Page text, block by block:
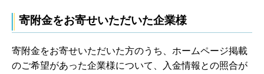
寄附金をお寄せいただいた企業様
寄附金をお寄せいただいた方のうち、ホームページ掲載
のご希望があった企業様について、入金情報との照合が